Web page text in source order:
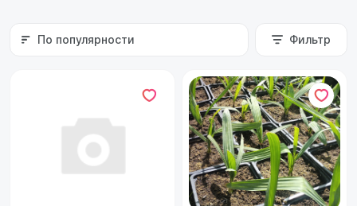
По популярности Фильтр